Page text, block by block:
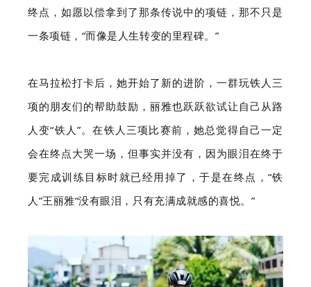
终点，如愿以偿拿到了那条传说中的项链，那不只是
一条项链，“而像是人生转变的里程碑。”
在马拉松打卡后，她开始了新的进阶，一群玩铁人三
项的朋友们的帮助鼓励，丽雅也跃跃欲试让自己从路
人变“铁人”。在铁人三项比赛前，她总觉得自己一定
会在终点大哭一场，但事实并没有，因为眼泪在终于
要完成训练目标时就已经用掉了，于是在终点，“铁
人”王丽雅“没有眼泪，只有充满成就感的喜悦。”